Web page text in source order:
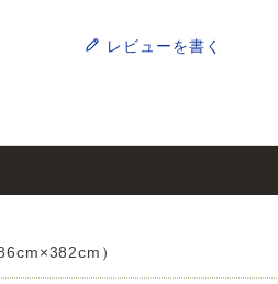
レビューを書く
）